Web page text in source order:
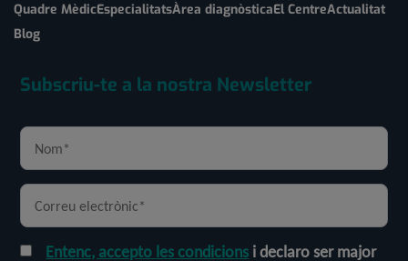
Quadre MèdicEspecialitatsÀrea diagnòsticaEl CentreActualitat
Blog
Subscriu-te a la nostra Newsletter
Entenc, accepto les condicions i declaro ser major